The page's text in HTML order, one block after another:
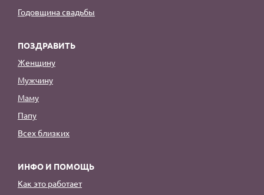
Годовщина свадьбы
ПОЗДРАВИТЬ
Женщину
Мужчину
Маму
Папу
Всех близких
ИНФО И ПОМОЩЬ
Как это работает